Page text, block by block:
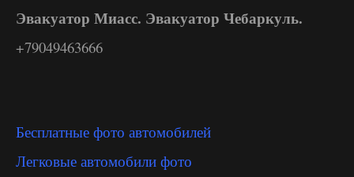
Эвакуатор Миасс. Эвакуатор Чебаркуль.
+79049463666
Бесплатные фото автомобилей
Легковые автомобили фото